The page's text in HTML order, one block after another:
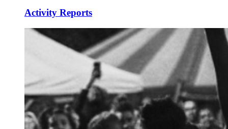
Activity Reports